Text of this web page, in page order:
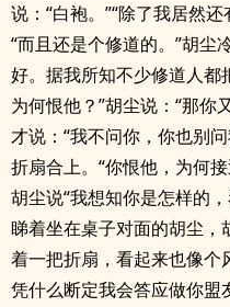
说：“白袍。”“除了我居然
“而且还是个修道的。”胡尘
好。据我所知不少修道人都
为何恨他？”胡尘说：“那你
才说：“我不问你，你也别
折扇合上。“你恨他，为何
胡尘说“我想知你是怎样的
睇着坐在桌子对面的胡尘，
着一把折扇，看起来也像个
凭什么断定我会答应做你盟